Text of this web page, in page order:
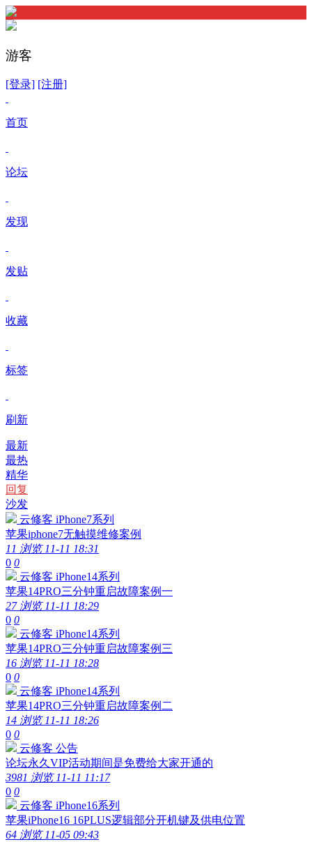
游客
[登录] [注册]
首页
论坛
发现
发贴
收藏
标签
刷新
最新
最热
精华
回复
沙发
云修客 iPhone7系列
苹果iphone7无触摸维修案例
11 浏览 11-11 18:31
0 0
云修客 iPhone14系列
苹果14PRO三分钟重启故障案例一
27 浏览 11-11 18:29
0 0
云修客 iPhone14系列
苹果14PRO三分钟重启故障案例三
16 浏览 11-11 18:28
0 0
云修客 iPhone14系列
苹果14PRO三分钟重启故障案例二
14 浏览 11-11 18:26
0 0
云修客 公告
论坛永久VIP活动期间是免费给大家开通的
3981 浏览 11-11 11:17
0 0
云修客 iPhone16系列
苹果iPhone16 16PLUS逻辑部分开机键及供电位置
64 浏览 11-05 09:43